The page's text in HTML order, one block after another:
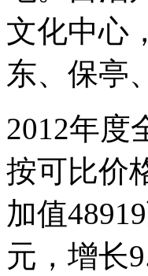
文化中心
东、保亭
2012年度
按可比价
加值
元，增长